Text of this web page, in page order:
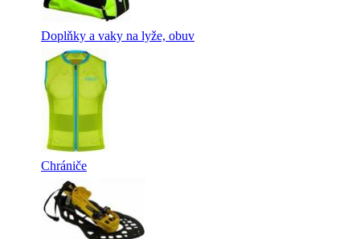
Doplňky a vaky na lyže, obuv
Chrániče